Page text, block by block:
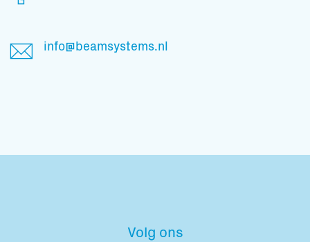
info@beamsystems.nl
Volg ons